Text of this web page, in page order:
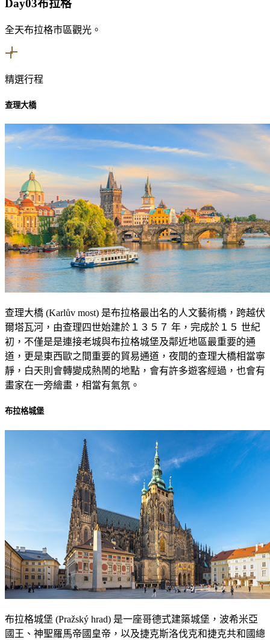
Day03布拉格
全天布拉格市區觀光。
精選行程
查理大橋
查理大橋 (Karlův most) 是布拉格最出名的人文藝術橋，跨越伏
爾塔瓦河，由查理四世始建於１３５７ 年，完成於１５ 世紀
初，不僅是是連接老城與布拉格城堡及鄰近地區最重要的通
道，更是東西歐之間重要的貿易通道，夜間的查理大橋相當寧
靜，白天則會轉變成熱鬧的地點，會有許多遊客經過，也會有
畫家在一旁繪畫，相當有氣氛。
布拉格城堡
布拉格城堡 (Pražský hrad) 是一座哥德式建築城堡，波希米亞
國王、神聖羅馬帝國皇帝，以及捷克斯洛伐克和捷克共和國總